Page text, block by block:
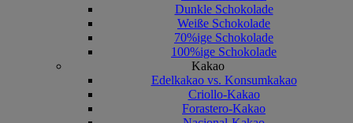
Dunkle Schokolade
Weiße Schokolade
70%ige Schokolade
100%ige Schokolade
Kakao
Edelkakao vs. Konsumkakao
Criollo-Kakao
Forastero-Kakao